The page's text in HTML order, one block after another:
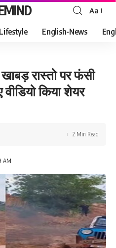
Font
Resizer
Aa
English-News
रास्तो पर फंसी
किया शेयर
AM
2 Min Read